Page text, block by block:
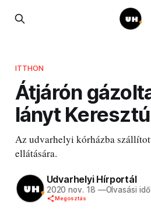
ITTHON
Átjárón
lányt
Az udvarhelyi kórházba
ellátására.
Udvarhelyi Hírportál
2020 nov. 18 —Olvasási
Megosztás